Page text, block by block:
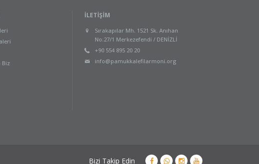
Biz
İLETIŞIM
Sırakapılar Mh. 1521 Sk. Anıhan
No:27/1 Merkezefendi / DENİZLİ
+90 554 895 20 20
info@pamukkalefilarmoni.org
Bizi Takip Edin